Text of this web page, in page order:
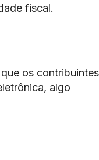
fiscal.
os contribuintes
algo